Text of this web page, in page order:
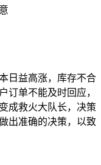
日益高涨，库存不合
订单不能及时回应，
成救火大队长，决策
出准确的决策，以致